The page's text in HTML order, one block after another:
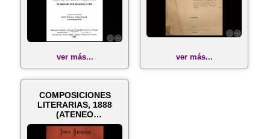
ver más... ver más...
COMPOSICIONES
LITERARIAS, 1888
(ATENEO
PARAGUAYO) -
Conferencia d...